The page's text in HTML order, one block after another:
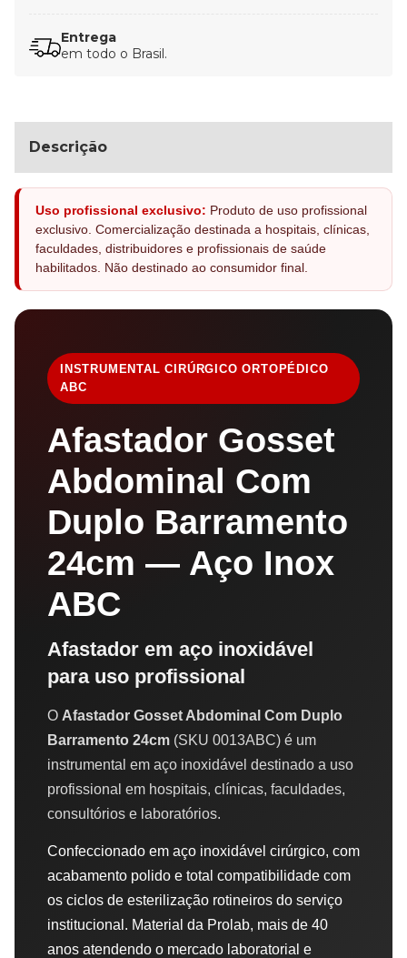
Entrega
em todo o Brasil.
Descrição
Uso profissional exclusivo: Produto de uso profissional
exclusivo. Comercialização destinada a hospitais, clínicas,
faculdades, distribuidores e profissionais de saúde
habilitados. Não destinado ao consumidor final.
INSTRUMENTAL CIRÚRGICO ORTOPÉDICO
ABC
Afastador Gosset
Abdominal Com
Duplo Barramento
24cm — Aço Inox
ABC
Afastador em aço inoxidável
para uso profissional
O Afastador Gosset Abdominal Com Duplo
Barramento 24cm (SKU 0013ABC) é um
instrumental em aço inoxidável destinado a uso
profissional em hospitais, clínicas, faculdades,
consultórios e laboratórios.
Confeccionado em aço inoxidável cirúrgico, com
acabamento polido e total compatibilidade com
os ciclos de esterilização rotineiros do serviço
institucional. Material da Prolab, mais de 40
anos atendendo o mercado laboratorial e